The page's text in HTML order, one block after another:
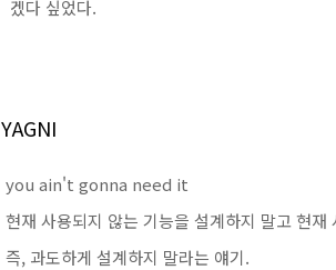
겠다 싶었다.
YAGNI
you ain't gonna need it
현재 사용되지 않는 기능을 설계하지 말고 현
즉, 과도하게 설계하지 말라는 얘기.